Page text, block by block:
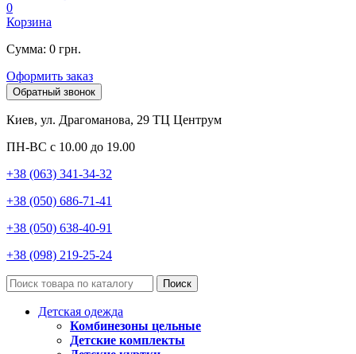
0
Корзина
Сумма: 0 грн.
Оформить заказ
Обратный звонок
Киев, ул. Драгоманова, 29 ТЦ Центрум
ПН-ВС с 10.00 до 19.00
+38 (063) 341-34-32
+38 (050) 686-71-41
+38 (050) 638-40-91
+38 (098) 219-25-24
Поиск
Детская одежда
Комбинезоны цельные
Детские комплекты